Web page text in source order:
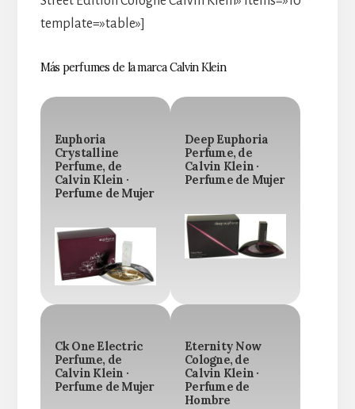
template=»table»]
Más perfumes de la marca Calvin Klein
Euphoria
Crystalline
Perfume, de
Calvin Klein ·
Perfume de Mujer
Deep Euphoria
Perfume, de
Calvin Klein ·
Perfume de Mujer
Ck One Electric
Perfume, de
Calvin Klein ·
Perfume de Mujer
Eternity Now
Cologne, de
Calvin Klein ·
Perfume de
Hombre